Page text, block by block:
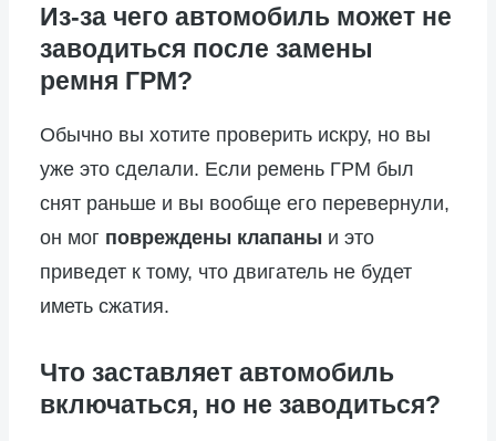
Из-за чего автомобиль может не
заводиться после замены
ремня ГРМ?
Обычно вы хотите проверить искру, но вы
уже это сделали. Если ремень ГРМ был
снят раньше и вы вообще его перевернули,
он мог повреждены клапаны и это
приведет к тому, что двигатель не будет
иметь сжатия.
Что заставляет автомобиль
включаться, но не заводиться?